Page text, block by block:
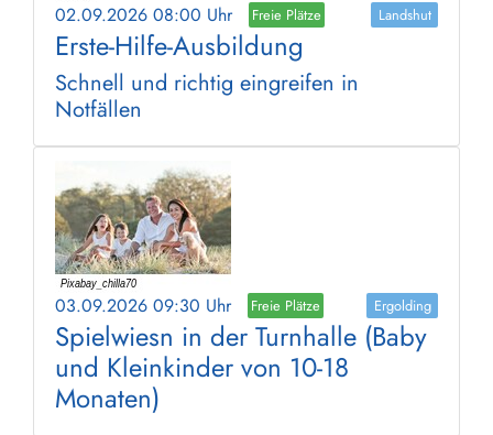
02.09.2026 08:00 Uhr Freie Plätze Landshut
Erste-Hilfe-Ausbildung
Schnell und richtig eingreifen in
Notfällen
03.09.2026 09:30 Uhr Freie Plätze Ergolding
Spielwiesn in der Turnhalle (Baby
und Kleinkinder von 10-18
Monaten)